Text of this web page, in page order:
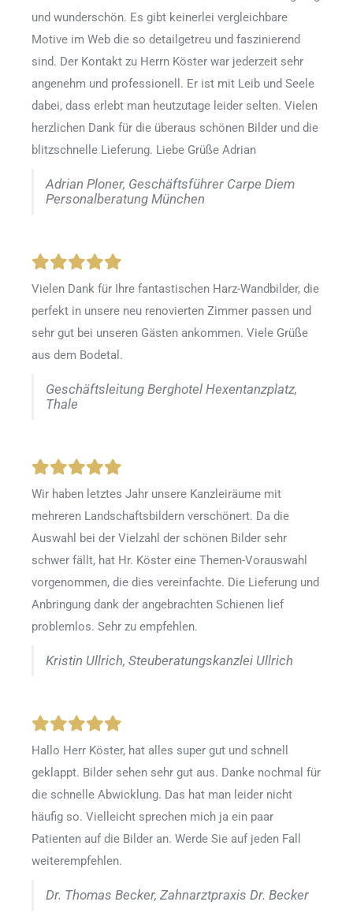
und wunderschön. Es gibt keinerlei vergleichbare
Motive im Web die so detailgetreu und faszinierend
sind. Der Kontakt zu Herrn Köster war jederzeit sehr
angenehm und professionell. Er ist mit Leib und Seele
dabei, dass erlebt man heutzutage leider selten. Vielen
herzlichen Dank für die überaus schönen Bilder und die
blitzschnelle Lieferung. Liebe Grüße Adrian
Adrian Ploner, Geschäftsführer Carpe Diem
Personalberatung München
Vielen Dank für Ihre fantastischen Harz-Wandbilder, die
perfekt in unsere neu renovierten Zimmer passen und
sehr gut bei unseren Gästen ankommen. Viele Grüße
aus dem Bodetal.
Geschäftsleitung Berghotel Hexentanzplatz,
Thale
Wir haben letztes Jahr unsere Kanzleiräume mit
mehreren Landschaftsbildern verschönert. Da die
Auswahl bei der Vielzahl der schönen Bilder sehr
schwer fällt, hat Hr. Köster eine Themen-Vorauswahl
vorgenommen, die dies vereinfachte. Die Lieferung und
Anbringung dank der angebrachten Schienen lief
problemlos. Sehr zu empfehlen.
Kristin Ullrich, Steuberatungskanzlei Ullrich
Hallo Herr Köster, hat alles super gut und schnell
geklappt. Bilder sehen sehr gut aus. Danke nochmal für
die schnelle Abwicklung. Das hat man leider nicht
häufig so. Vielleicht sprechen mich ja ein paar
Patienten auf die Bilder an. Werde Sie auf jeden Fall
weiterempfehlen.
Dr. Thomas Becker, Zahnarztpraxis Dr. Becker